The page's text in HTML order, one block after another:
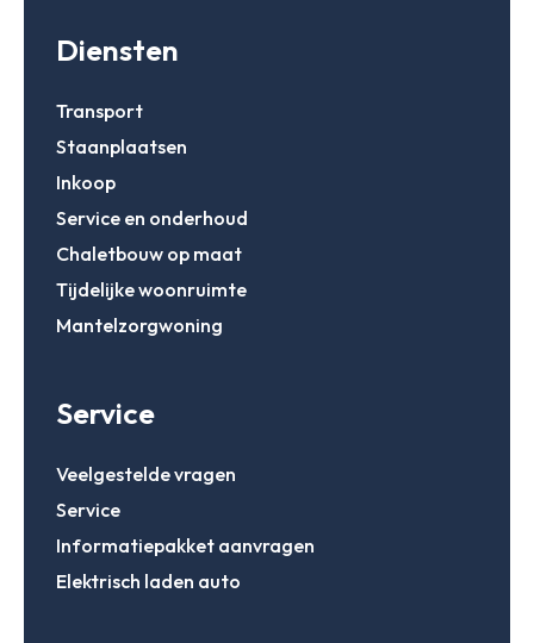
Diensten
Transport
Staanplaatsen
Inkoop
Service en onderhoud
Chaletbouw op maat
Tijdelijke woonruimte
Mantelzorgwoning
Service
Veelgestelde vragen
Service
Informatiepakket aanvragen
Elektrisch laden auto